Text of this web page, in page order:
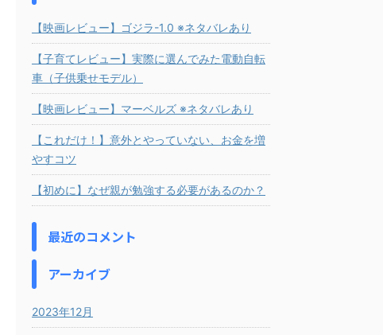
【映画レビュー】ゴジラ-1.0 ※ネタバレあり
【子育てレビュー】実際に選んでみた電動自転
車（子供乗せモデル）
【映画レビュー】マーベルズ ※ネタバレあり
【これだけ！】意外とやっていない、お金を増
やすコツ
【初めに】なぜ親が勉強する必要があるのか？
最近のコメント
アーカイブ
2023年12月